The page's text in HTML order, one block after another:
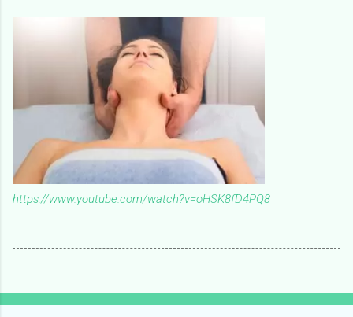
https://www.youtube.com/watch?v=oHSK8fD4PQ8